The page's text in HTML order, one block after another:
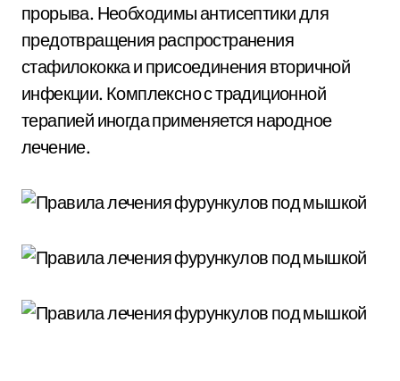
прорыва. Необходимы антисептики для
предотвращения распространения
стафилококка и присоединения вторичной
инфекции. Комплексно с традиционной
терапией иногда применяется народное
лечение.